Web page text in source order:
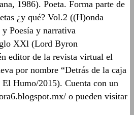
1986). Poeta. Forma parte de
¿y qué? Vol.2 ((H)onda
Poesía y narrativa
XXl (Lord Byron
editor de la revista virtual el
por nombre “Detrás de la caja
Humo/2015). Cuenta con un
o pueden visitar